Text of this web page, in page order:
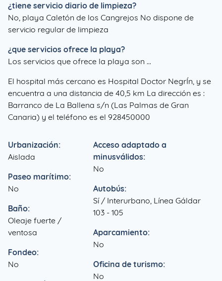
¿tiene servicio diario de limpieza?
No, playa Caletón de los Cangrejos No dispone de
servicio regular de limpieza
¿que servicios ofrece la playa?
Los servicios que ofrece la playa son ...
El hospital más cercano es Hospital Doctor NegrÍn, y se
encuentra a una distancia de 40,5 km La dirección es :
Barranco de La Ballena s/n (Las Palmas de Gran
Canaria) y el teléfono es el 928450000
Urbanización:
Aislada
Paseo marítimo:
No
Baño:
Oleaje fuerte /
ventosa
Fondeo:
No
Acceso adaptado a
minusválidos:
No
Autobús:
Sí / Interurbano, Línea Gáldar
103 - 105
Aparcamiento:
No
Oficina de turismo:
No